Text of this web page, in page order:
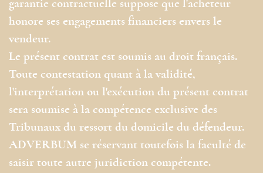
garantie contractuelle suppose que l'acheteur
honore ses engagements financiers envers le
vendeur.
Le présent contrat est soumis au droit français.
Toute contestation quant à la validité,
l'interprétation ou l'exécution du présent contrat
sera soumise à la compétence exclusive des
Tribunaux du ressort du domicile du défendeur.
ADVERBUM se réservant toutefois la faculté de
saisir toute autre juridiction compétente.